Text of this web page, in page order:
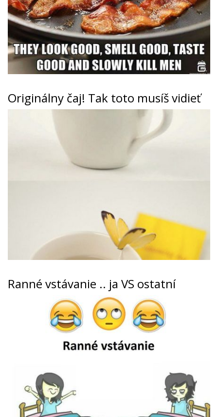
Originálny čaj! Tak toto musíš vidieť
Ranné vstávanie .. ja VS ostatní